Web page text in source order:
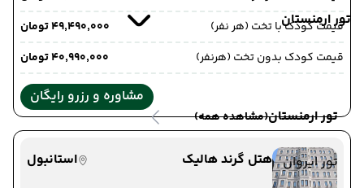
تور ارمنستان
تور ارمنستان(مشاهده همه)
تور ایروان
قیمت کودک با تخت (هر نفر)
۴۹٬۴۹۰٬۰۰۰ تومان
قیمت کودک بدون تخت (هرنفر)
۴۰٬۹۹۰٬۰۰۰ تومان
مشاوره و رزرو رایگان
هتل گرند هالیک
استانبول